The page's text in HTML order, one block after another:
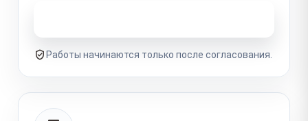
Работы начинаются только после согласования.